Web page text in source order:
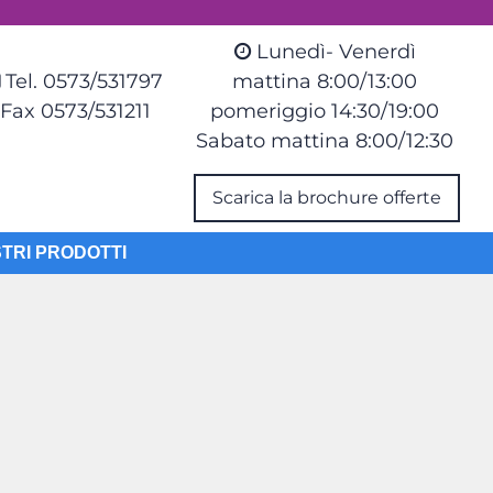
Tel. 0573/531797
Fax 0573/531211
Lunedì- Venerdì
mattina 8:00/13:00
pomeriggio 14:30/19:00
Sabato mattina 8:00/12:30
Scarica la brochure offerte
PRODOTTI